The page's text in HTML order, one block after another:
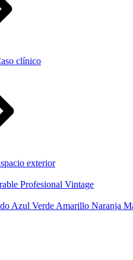
clínico
exterior
Profesional Vintage
Azul Verde Amarillo Naranja